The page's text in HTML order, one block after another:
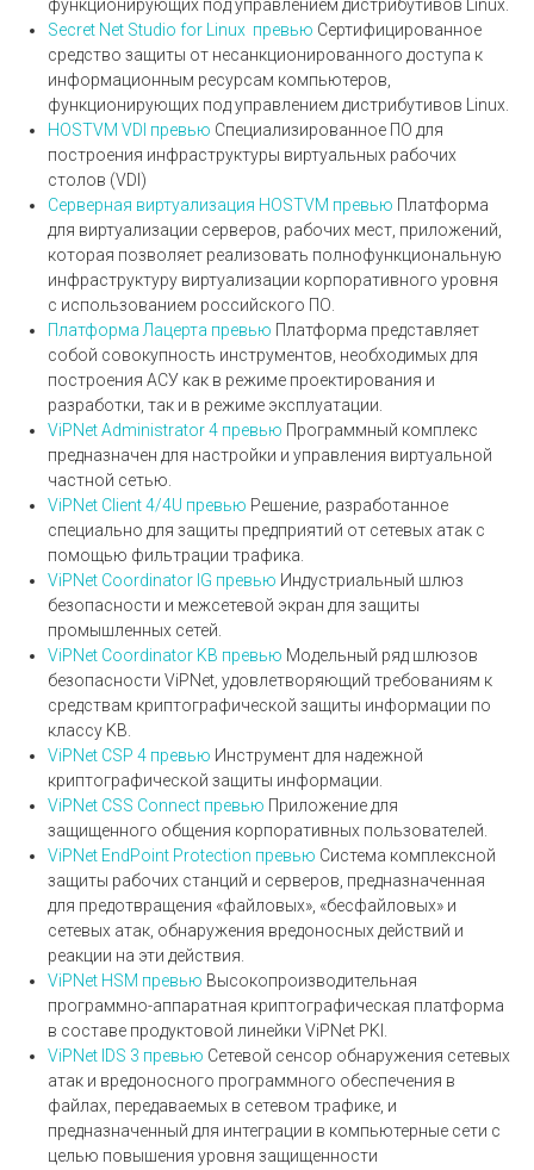
функционирующих под управлением дистрибутивов Linux.
Secret Net Studio for Linux превью Сертифицированное
средство защиты от несанкционированного доступа к
информационным ресурсам компьютеров,
функционирующих под управлением дистрибутивов Linux.
HOSTVM VDI превью Специализированное ПО для
построения инфраструктуры виртуальных рабочих
столов (VDI)
Серверная виртуализация HOSTVM превью Платформа
для виртуализации серверов, рабочих мест, приложений,
которая позволяет реализовать полнофункциональную
инфраструктуру виртуализации корпоративного уровня
с использованием российского ПО.
Платформа Лацерта превью Платформа представляет
собой совокупность инструментов, необходимых для
построения АСУ как в режиме проектирования и
разработки, так и в режиме эксплуатации.
ViPNet Administrator 4 превью Программный комплекс
предназначен для настройки и управления виртуальной
частной сетью.
ViPNet Client 4/4U превью Решение, разработанное
специально для защиты предприятий от сетевых атак с
помощью фильтрации трафика.
ViPNet Coordinator IG превью Индустриальный шлюз
безопасности и межсетевой экран для защиты
промышленных сетей.
ViPNet Coordinator KB превью Модельный ряд шлюзов
безопасности ViPNet, удовлетворяющий требованиям к
средствам криптографической защиты информации по
классу KB.
ViPNet CSP 4 превью Инструмент для надежной
криптографической защиты информации.
ViPNet CSS Connect превью Приложение для
защищенного общения корпоративных пользователей.
ViPNet EndPoint Protection превью Система комплексной
защиты рабочих станций и серверов, предназначенная
для предотвращения «файловых», «бесфайловых» и
сетевых атак, обнаружения вредоносных действий и
реакции на эти действия.
ViPNet HSM превью Высокопроизводительная
программно-аппаратная криптографическая платформа
в составе продуктовой линейки ViPNet PKI.
ViPNet IDS 3 превью Сетевой сенсор обнаружения сетевых
атак и вредоносного программного обеспечения в
файлах, передаваемых в сетевом трафике, и
предназначенный для интеграции в компьютерные сети с
целью повышения уровня защищенности